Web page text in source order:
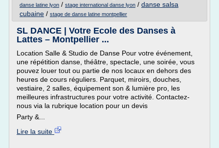
danse latine lyon / stage international danse lyon / danse salsa
cubaine / stage de danse latine montpellier
SL DANCE | Votre Ecole des Danses à
Lattes – Montpellier ...
Location Salle & Studio de Danse Pour votre événement,
une répétition danse, théâtre, spectacle, une soirée, vous
pouvez louer tout ou partie de nos locaux en dehors des
heures de cours réguliers. Parquet, miroirs, douches,
vestiaire, 2 salles, équipement son & lumière pro, les
meilleures infrastructures pour votre activité. Contactez-
nous via la rubrique location pour un devis
Party &...
Lire la suite